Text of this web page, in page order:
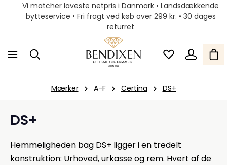
Vi matcher laveste netpris i Danmark • Landsdækkende
bytteservice • Fri fragt ved køb over 299 kr. • 30 dages
returret
Mærker A-F Certina DS+
DS+
Hemmeligheden bag DS+ ligger i en tredelt
konstruktion: Urhoved, urkasse og rem. Hvert af de